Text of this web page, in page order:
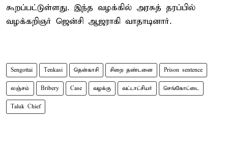
கூறப்பட்டுள்ளது. இந்த வழக்கில் அரசுத் தரப்பில்
வழக்கறிஞர் ஜென்சி ஆஜராகி வாதாடினார்.
Sengottai Tenkasi தென்காசி சிறை தண்டனை Prison sentence
லஞ்சம் Bribery Case வழக்கு வட்டாட்சியர் செங்கோட்டை
Taluk Chief